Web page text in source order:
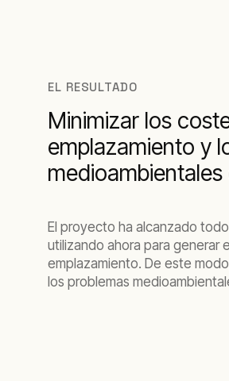
EL RESULTADO
Minimizar los
emplazamiento y
El proyecto ha alcanzado
utilizando ahora para generar
emplazamiento. De este
los problemas